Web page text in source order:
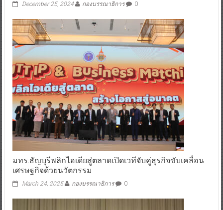
December 25, 2024 กองบรรณาธิการ 0
มทร.ธัญบุรีพลิกไอเดียสู่ตลาดเปิดเวทีจับคู่ธุรกิจขับเคลื่อน
เศรษฐกิจด้วยนวัตกรรม
March 24, 2025 กองบรรณาธิการ 0